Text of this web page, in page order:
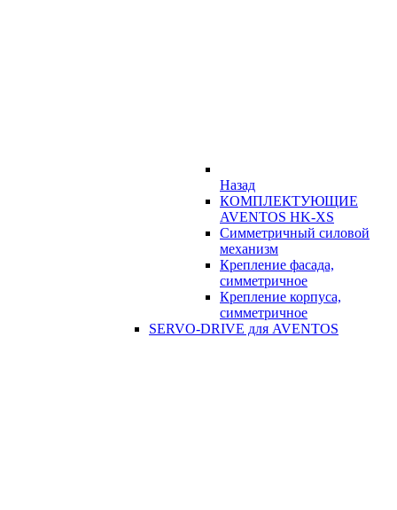
Назад
КОМПЛЕКТУЮЩИЕ
AVENTOS HK-XS
Симметричный силовой
механизм
Крепление фасада,
симметричное
Крепление корпуса,
симметричное
SERVO-DRIVE для AVENTOS